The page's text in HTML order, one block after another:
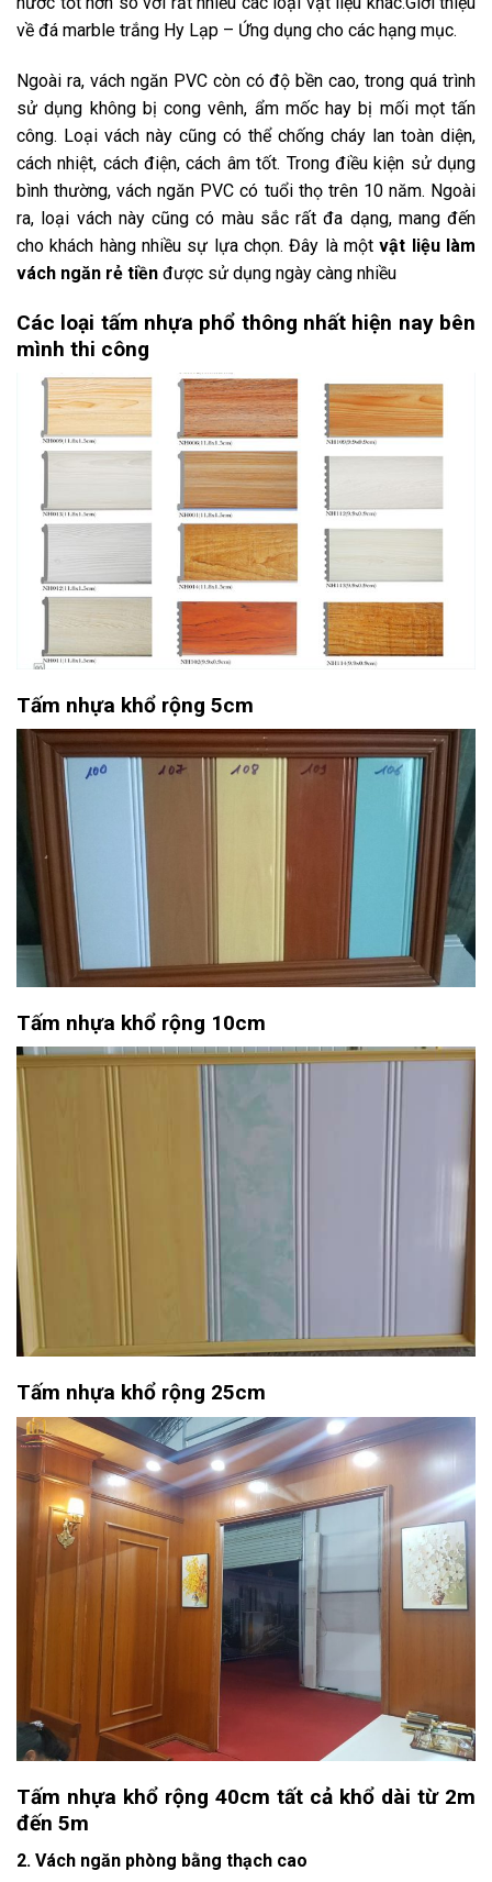
về đá marble trắng Hy Lạp – Ứng dụng cho các hạng mục.
Ngoài ra, vách ngăn PVC còn có độ bền cao, trong quá trình
sử dụng không bị cong vênh, ẩm mốc hay bị mối mọt tấn
công. Loại vách này cũng có thể chống cháy lan toàn diện,
cách nhiệt, cách điện, cách âm tốt. Trong điều kiện sử dụng
bình thường, vách ngăn PVC có tuổi thọ trên 10 năm. Ngoài
ra, loại vách này cũng có màu sắc rất đa dạng, mang đến
cho khách hàng nhiều sự lựa chọn. Đây là mộtvật liệu làm
vách ngăn rẻ tiền được sử dụng ngày càng nhiều
Các loại tấm nhựa phổ thông nhất hiện nay bên
mình thi công
Tấm nhựa khổ rộng 5cm
Tấm nhựa khổ rộng 10cm
Tấm nhựa khổ rộng 25cm
Tấm nhựa khổ rộng 40cm tất cả khổ dài từ 2m
đến 5m
2. Vách ngăn phòng bằng thạch cao